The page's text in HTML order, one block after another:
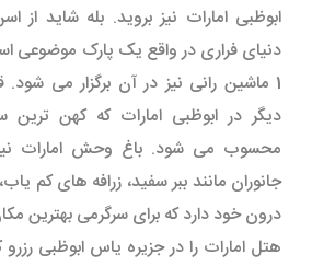
ابوظبی امارات نیز بروید. بله شاید از
دنیای فراری در واقع یک پارک موضوعی
1 ماشین رانی نیز در آن برگزار می
دیگر در ابوظبی امارات که کهن ترین
محسوب می شود. باغ وحش امارات
جانوران مانند ببر سفید، زرافه های کم
درون خود دارد که برای سرگرمی بهترین
هتل امارات را در جزیره یاس ابوظبی رزرو